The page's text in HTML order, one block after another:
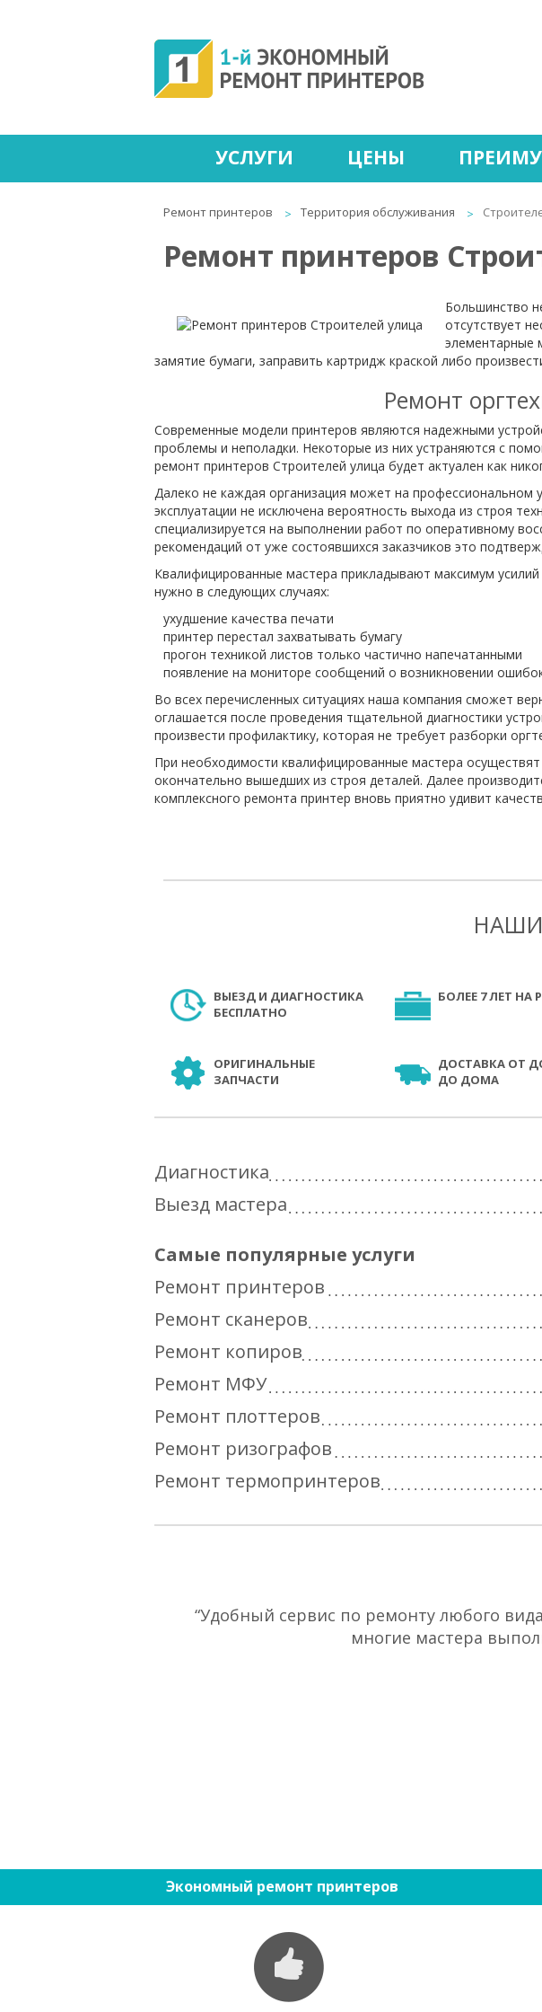
УСЛУГИ ЦЕНЫ
Ремонт принтеров Территория обслуживания
Ремонт принтеров
Большинство
отсутствует
элементарные
замятие бумаги, заправить картридж краской либо
Ремонт
Современные модели принтеров являются надежными
проблемы и неполадки. Некоторые из них устраняются с
ремонт принтеров Строителей улица будет актуален как
Далеко не каждая организация может на профессиональном
эксплуатации не исключена вероятность выхода из строя
специализируется на выполнении работ по оперативному
рекомендаций от уже состоявшихся заказчиков это
Квалифицированные мастера прикладывают максимум
нужно в следующих случаях:
ухудшение качества печати
принтер перестал захватывать бумагу
прогон техникой листов только частично напечатанными
появление на мониторе сообщений о возникновении
Во всех перечисленных ситуациях наша компания сможет
оглашается после проведения тщательной диагностики
произвести профилактику, которая не требует разборки
При необходимости квалифицированные мастера
окончательно вышедших из строя деталей. Далее
комплексного ремонта принтер вновь приятно удивит
ВЫЕЗД И ДИАГНОСТИКА
БЕСПЛАТНО
БОЛЕЕ 7 ЛЕТ НА
ОРИГИНАЛЬНЫЕ
ЗАПЧАСТИ
ДОСТАВКА ОТ
ДО ДОМА
Диагностика
Выезд мастера
Самые популярные услуги
Ремонт принтеров
Ремонт сканеров
Ремонт копиров
Ремонт МФУ
Ремонт плоттеров
Ремонт ризографов
Ремонт термопринтеров
“Удобный сервис по ремонту любого
многие мастера
Экономный ремонт принтеров